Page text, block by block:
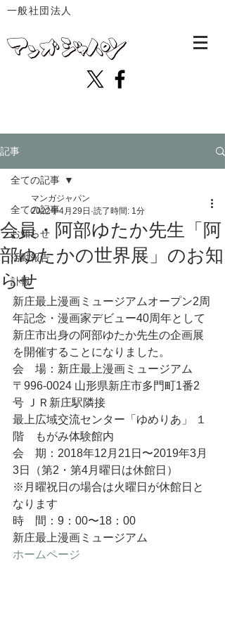
一般社団法人
記事
全ての記事
お知らせ
活動報告
訃報
全ての記事
会員・阿部ゆたか先生「阿
部ゆたかの世界展」のお知
らせ
マンガジャパン
2022年4月29日 読了時間: 1分
新庄最上漫画ミュージアムオープン2周
年記念・漫画家デビュー40周年として
新庄市出身の阿部ゆたか先生の企画展
を開催することになりました。
会　場：新庄最上漫画ミュージアム
〒996-0024 山形県新庄市多門町1番2
号 ＪＲ新庄駅隣接
最上広域交流センター「ゆめりあ」 １
階　もがみ体験館内
会　期：2018年12月21日〜2019年3月
3日（第2・第4月曜日は休館日）
※月曜祝日の場合は火曜日が休館日と
なります
時　間：9：00〜18：00
新庄最上漫画ミュージアム
ホームページ